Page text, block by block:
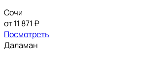
Сочи
от 11 871 ₽
Посмотреть
Даламан